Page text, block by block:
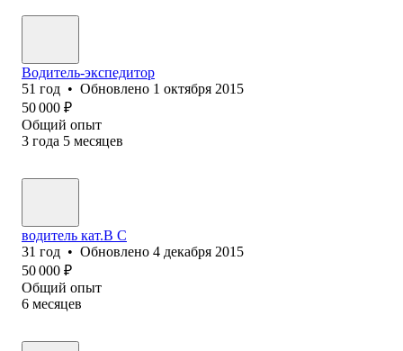
Водитель-экспедитор
51 год • Обновлено 1 октября 2015
50 000 ₽
Общий опыт
3 года 5 месяцев
водитель кат.В С
31 год • Обновлено 4 декабря 2015
50 000 ₽
Общий опыт
6 месяцев